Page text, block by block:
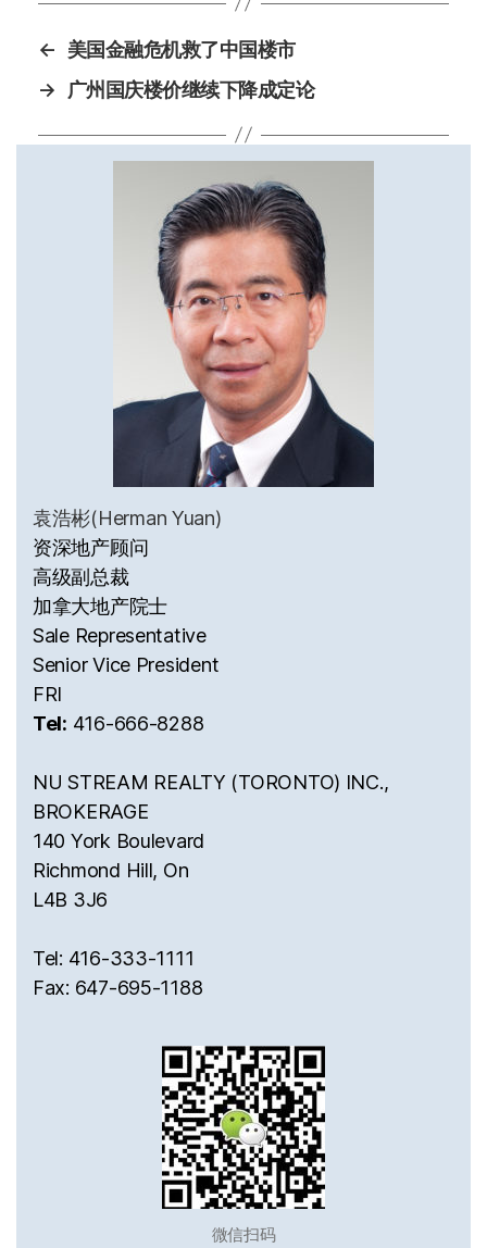
←
美国金融危机救了中国楼市
→
广州国庆楼价继续下降成定论
袁浩彬(Herman Yuan)
资深地产顾问
高级副总裁
加拿大地产院士
Sale Representative
Senior Vice President
FRI
Tel: 416-666-8288
NU STREAM REALTY (TORONTO) INC.,
BROKERAGE
140 York Boulevard
Richmond Hill, On
L4B 3J6
Tel: 416-333-1111
Fax: 647-695-1188
微信扫码